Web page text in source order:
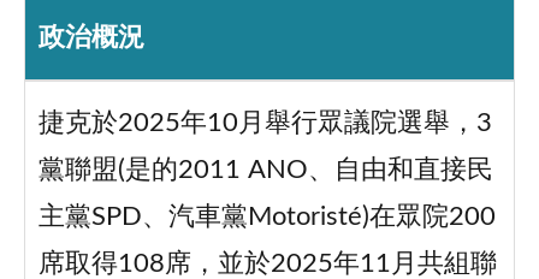
政治概況
捷克於2025年10月舉行眾議院選舉，3
黨聯盟(是的2011 ANO、自由和直接民
主黨SPD、汽車黨Motoristé)在眾院200
席取得108席，並於2025年11月共組聯